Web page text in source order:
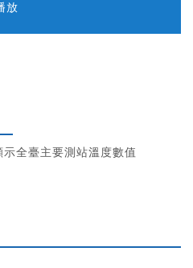
放
全臺主要測站溫度數值